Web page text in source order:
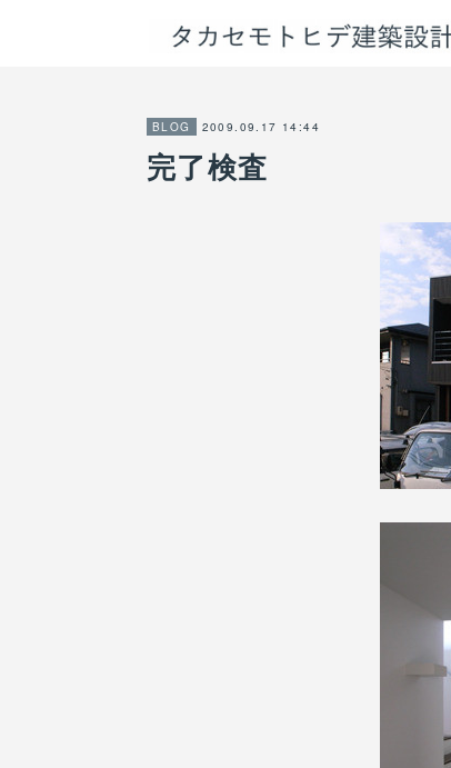
BLOG 2009.09.17 14:44
完了検査